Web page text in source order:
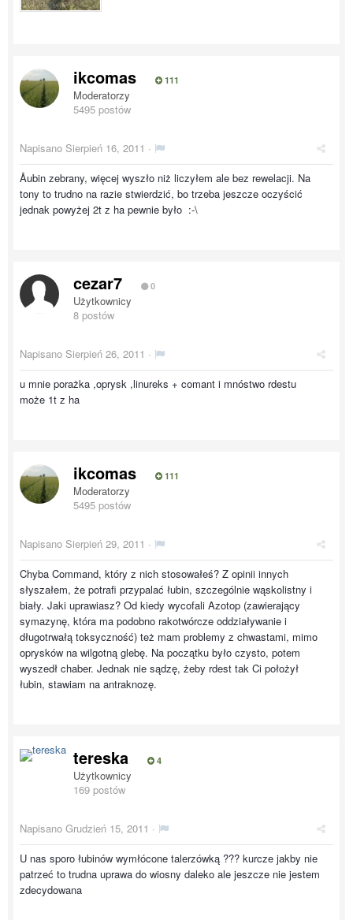
ikcomas 111
Moderatorzy
5495 postów
Napisano Sierpień 16, 2011 ·
Åubin zebrany, więcej wyszło niż liczyłem ale bez rewelacji. Na
tony to trudno na razie stwierdzić, bo trzeba jeszcze oczyścić
jednak powyżej 2t z ha pewnie było :-\
cezar7 0
Użytkownicy
8 postów
Napisano Sierpień 26, 2011 ·
u mnie porażka ,oprysk ,linureks + comant i mnóstwo rdestu
może 1t z ha
ikcomas 111
Moderatorzy
5495 postów
Napisano Sierpień 29, 2011 ·
Chyba Command, który z nich stosowałeś? Z opinii innych
słyszałem, że potrafi przypalać łubin, szczególnie wąskolistny i
biały. Jaki uprawiasz? Od kiedy wycofali Azotop (zawierający
symazynę, która ma podobno rakotwórcze oddziaływanie i
długotrwałą toksyczność) też mam problemy z chwastami, mimo
oprysków na wilgotną glebę. Na początku było czysto, potem
wyszedł chaber. Jednak nie sądzę, żeby rdest tak Ci położył
łubin, stawiam na antraknozę.
tereska 4
Użytkownicy
169 postów
Napisano Grudzień 15, 2011 ·
U nas sporo łubinów wymłócone talerzówką ??? kurcze jakby nie
patrzeć to trudna uprawa do wiosny daleko ale jeszcze nie jestem
zdecydowana